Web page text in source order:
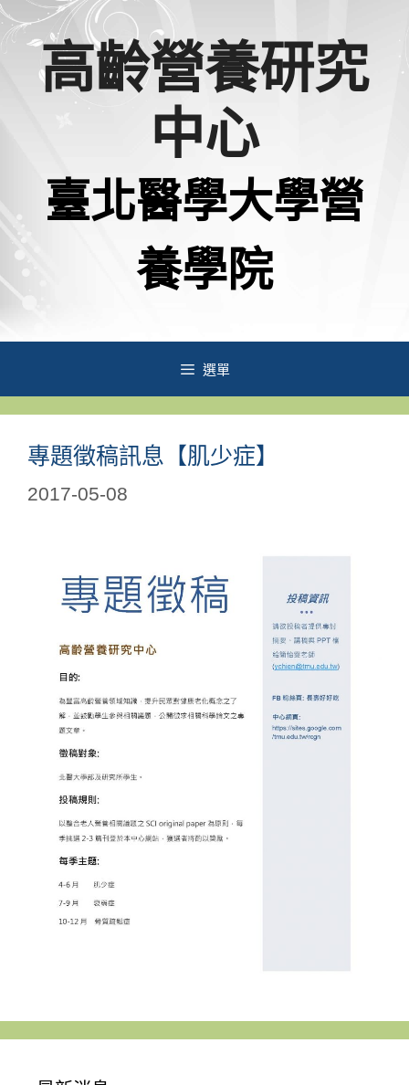
跳
高齡營養研究
中心
臺北醫學大學營
養學院
選單
專題徵稿訊息【肌少症】
2017-05-08